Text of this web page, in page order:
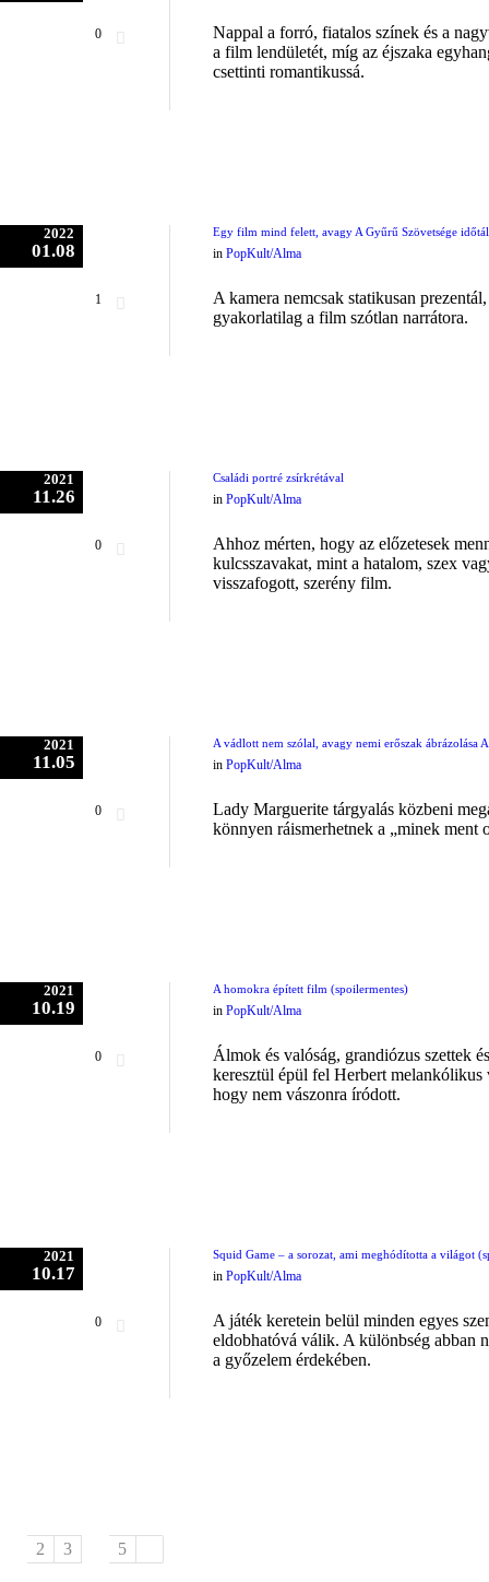
0
Nappal a forró, fiatalos színek és a
a film lendületét, míg az éjszaka
csettinti romantikussá.
2022
01.08
1
Egy film mind felett, avagy A Gyűrű Szövetsége
in PopKult/Alma
A kamera nemcsak statikusan
gyakorlatilag a film szótlan narrátora.
2021
11.26
0
Családi portré zsírkrétával
in PopKult/Alma
Ahhoz mérten, hogy az előzetesek
kulcsszavakat, mint a hatalom, szex
visszafogott, szerény film.
2021
11.05
0
A vádlott nem szólal, avagy nemi erőszak ábrázolása
in PopKult/Alma
Lady Marguerite tárgyalás közbeni
könnyen ráismerhetnek a „minek
2021
10.19
0
A homokra épített film (spoilermentes)
in PopKult/Alma
Álmok és valóság, grandiózus szettek
keresztül épül fel Herbert
hogy nem vászonra íródott.
2021
10.17
0
Squid Game – a sorozat, ami meghódította a világot
in PopKult/Alma
A játék keretein belül minden egyes
eldobhatóvá válik. A különbség abban
a győzelem érdekében.
2 3 5